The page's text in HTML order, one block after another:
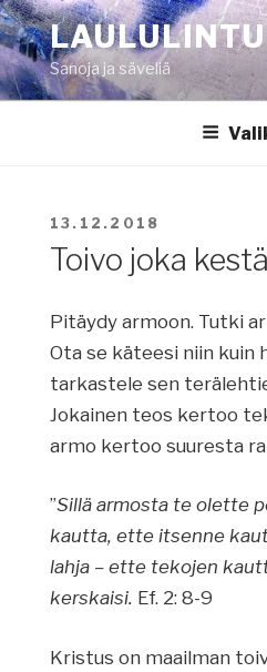
Siirry
sisältöönLAULULINTU
Sanoja ja säveliä
JULKAISTU
13.12.2018
Toivo joka
Pitäydy armoon. Tutki
Ota se käteesi niin kuin
tarkastele sen
Jokainen teos kertoo
armo kertoo suuresta
”Sillä armosta te olette
kautta, ette itsenne
lahja – ette tekojen
kerskaisi. Ef. 2: 8-9
Kristus on maailman